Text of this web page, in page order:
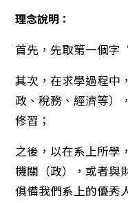
理念說明：
首先，先取第一個
其次，在求學過程中
政、稅務、經濟等）
修習；
之後，以在系上所學
機關（政），或者與
俱備我們系上的優秀